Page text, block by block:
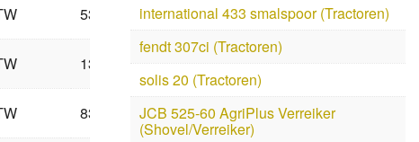
53
139
83
international 433 smalspoor (Tractoren)
fendt 307ci (Tractoren)
solis 20 (Tractoren)
JCB 525-60 AgriPlus Verreiker
(Shovel/Verreiker)